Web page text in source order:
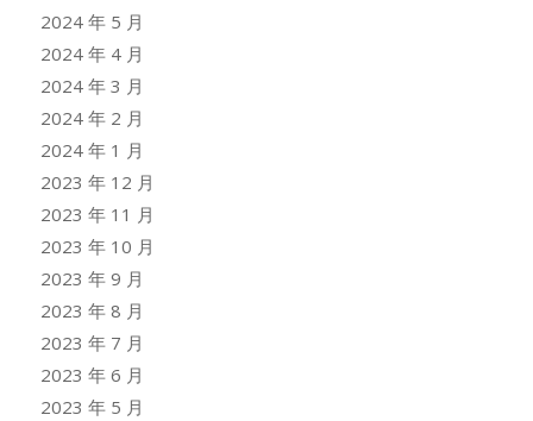
2024 年 5 月
2024 年 4 月
2024 年 3 月
2024 年 2 月
2024 年 1 月
2023 年 12 月
2023 年 11 月
2023 年 10 月
2023 年 9 月
2023 年 8 月
2023 年 7 月
2023 年 6 月
2023 年 5 月